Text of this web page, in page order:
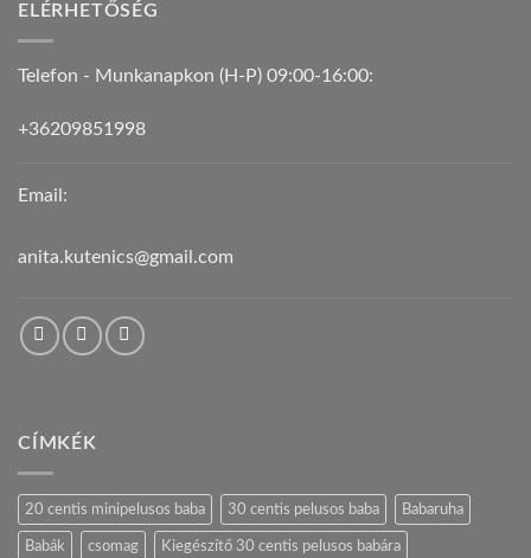
ELÉRHETŐSÉG
Telefon - Munkanapkon (H-P) 09:00-16:00:
+36209851998
Email:
anita.kutenics@gmail.com
CÍMKÉK
20 centis minipelusos baba 30 centis pelusos baba Babaruha
Babák csomag Kiegészítő 30 centis pelusos babára